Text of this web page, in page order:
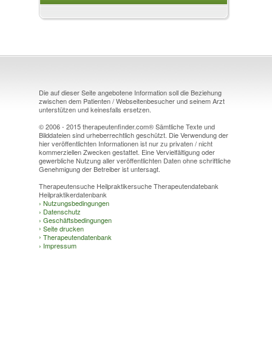
Die auf dieser Seite angebotene Information soll die Beziehung
zwischen dem Patienten / Webseitenbesucher und seinem Arzt
unterstützen und keinesfalls ersetzen.
© 2006 - 2015 therapeutenfinder.com® Sämtliche Texte und
Bilddateien sind urheberrechtlich geschützt. Die Verwendung der
hier veröffentlichten Informationen ist nur zu privaten / nicht
kommerziellen Zwecken gestattet. Eine Vervielfältigung oder
gewerbliche Nutzung aller veröffentlichten Daten ohne schriftliche
Genehmigung der Betreiber ist untersagt.
Therapeutensuche Heilpraktikersuche Therapeutendatebank
Heilpraktikerdatenbank
› Nutzungsbedingungen
› Datenschutz
› Geschäftsbedingungen
› Seite drucken
› Therapeutendatenbank
› Impressum